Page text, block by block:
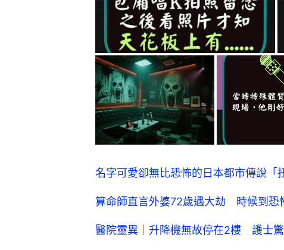
名字可愛卻無比恐怖的日本都市傳說
算命師直言外婆72歲遇大劫 時候到
醫院靈異｜升降機無故停在2樓 護士